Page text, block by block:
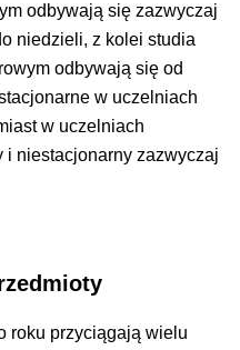
odbywają się zazwyczaj
niedzieli, z kolei studia
odbywają się od
w uczelniach
w uczelniach
i niestacjonarny zazwyczaj
roku przyciągają wielu